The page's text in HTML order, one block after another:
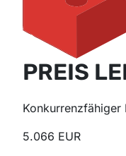
PREIS
Konkurrenzfähiger
5.066 EUR